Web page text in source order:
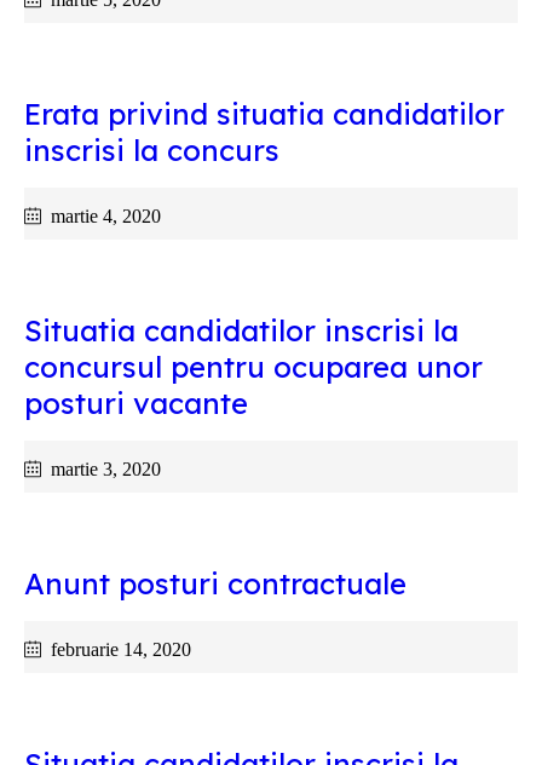
Erata privind situatia candidatilor
inscrisi la concurs
martie 4, 2020
Situatia candidatilor inscrisi la
concursul pentru ocuparea unor
posturi vacante
martie 3, 2020
Anunt posturi contractuale
februarie 14, 2020